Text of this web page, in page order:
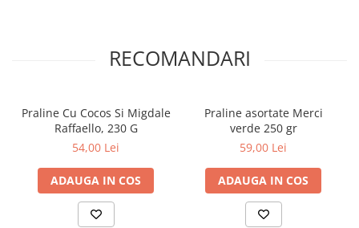
RECOMANDARI
Praline Cu Cocos Si Migdale
Raffaello, 230 G
54,00 Lei
ADAUGA IN COS
Praline asortate Merci
verde 250 gr
59,00 Lei
ADAUGA IN COS